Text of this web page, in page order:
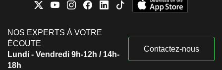
NOS EXPERTS À VOTRE
ÉCOUTE
Lundi - Vendredi 9h-12h / 14h-
18h
Contactez-nous